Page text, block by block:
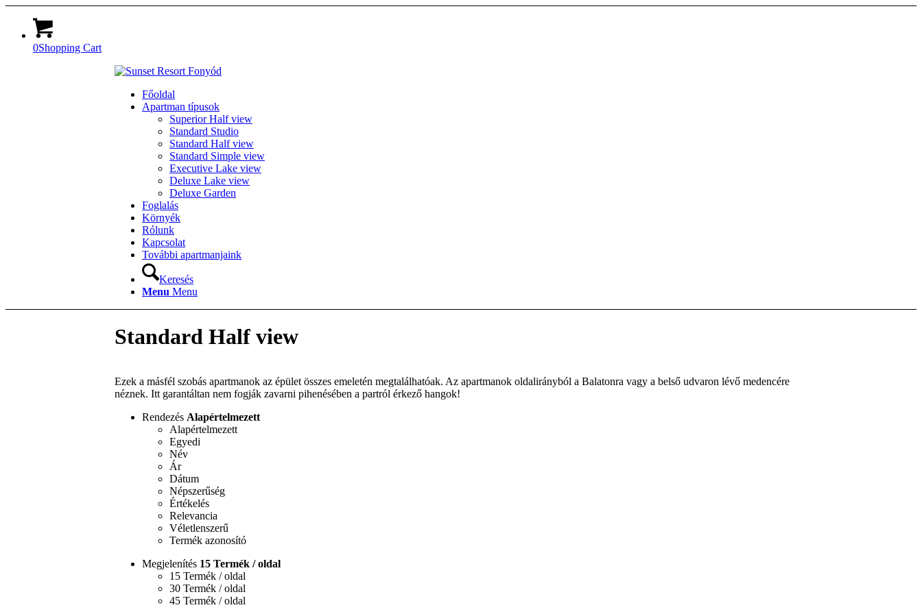
0Shopping Cart
Főoldal
Apartman típusok
Superior Half view
Standard Studio
Standard Half view
Standard Simple view
Executive Lake view
Deluxe Lake view
Deluxe Garden
Foglalás
Környék
Rólunk
Kapcsolat
További apartmanjaink
Keresés
Menu Menu
Standard Half view
Ezek a másfél szobás apartmanok az épület összes emeletén megtalálhatóak. Az apartmanok oldalirányból a Balatonra vagy a belső udvaron lévő medencére
néznek. Itt garantáltan nem fogják zavarni pihenésében a partról érkező hangok!
Rendezés Alapértelmezett
Alapértelmezett
Egyedi
Név
Ár
Dátum
Népszerűség
Értékelés
Relevancia
Véletlenszerű
Termék azonosító
Megjelenítés 15 Termék / oldal
15 Termék / oldal
30 Termék / oldal
45 Termék / oldal